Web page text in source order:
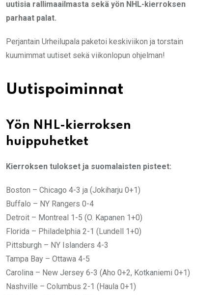
uutisia rallimaailmasta sekä yön NHL-kierroksen
parhaat palat.
Perjantain Urheilupala paketoi keskiviikon ja torstain
kuumimmat uutiset sekä viikonlopun ohjelman!
Uutispoiminnat
Yön NHL-kierroksen
huippuhetket
Kierroksen tulokset ja suomalaisten pisteet:
Boston – Chicago 4-3 ja (Jokiharju 0+1)
Buffalo – NY Rangers 0-4
Detroit – Montreal 1-5 (O. Kapanen 1+0)
Florida – Philadelphia 2-1 (Lundell 1+0)
Pittsburgh – NY Islanders 4-3
Tampa Bay – Ottawa 4-5
Carolina – New Jersey 6-3 (Aho 0+2, Kotkaniemi 0+1)
Nashville – Columbus 2-1 (Haula 0+1)